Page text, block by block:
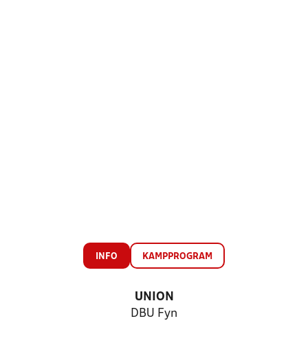
INFO KAMPPROGRAM
UNION
DBU Fyn